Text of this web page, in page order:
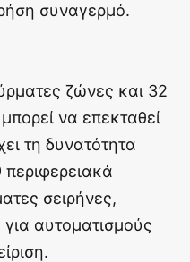
συναγερμό.
ζώνες και 32
να επεκταθεί
τη δυνατότητα
σειρήνες,
αυτοματισμούς